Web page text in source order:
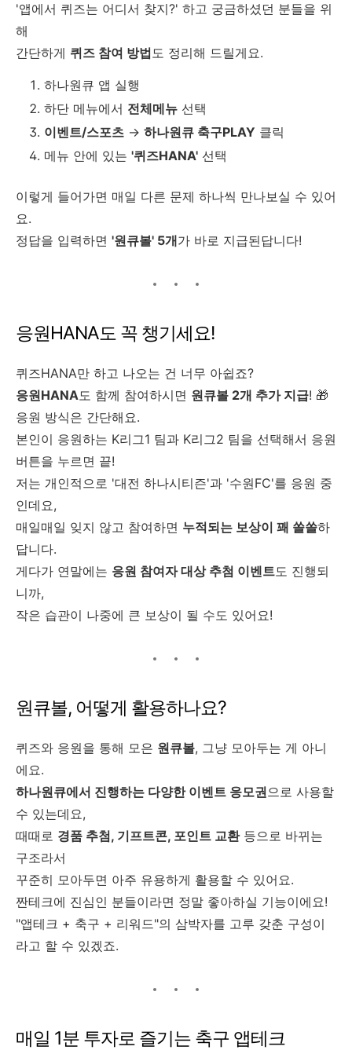
'앱에서 퀴즈는 어디서 찾지?' 하고 궁금하셨던 분들을 위
해
간단하게 퀴즈 참여 방법도 정리해 드릴게요.
하나원큐 앱 실행
하단 메뉴에서 전체메뉴 선택
이벤트/스포츠 → 하나원큐 축구PLAY 클릭
메뉴 안에 있는 '퀴즈HANA' 선택
이렇게 들어가면 매일 다른 문제 하나씩 만나보실 수 있어
요.
정답을 입력하면 '원큐볼' 5개가 바로 지급된답니다!
응원HANA도 꼭 챙기세요!
퀴즈HANA만 하고 나오는 건 너무 아쉽죠?
응원HANA도 함께 참여하시면 원큐볼 2개 추가 지급! 🎁
응원 방식은 간단해요.
본인이 응원하는 K리그1 팀과 K리그2 팀을 선택해서 응원
버튼을 누르면 끝!
저는 개인적으로 '대전 하나시티즌'과 '수원FC'를 응원 중
인데요,
매일매일 잊지 않고 참여하면 누적되는 보상이 꽤 쏠쏠하
답니다.
게다가 연말에는 응원 참여자 대상 추첨 이벤트도 진행되
니까,
작은 습관이 나중에 큰 보상이 될 수도 있어요!
원큐볼, 어떻게 활용하나요?
퀴즈와 응원을 통해 모은 원큐볼, 그냥 모아두는 게 아니
에요.
하나원큐에서 진행하는 다양한 이벤트 응모권으로 사용할
수 있는데요,
때때로 경품 추첨, 기프트콘, 포인트 교환등으로 바뀌는
구조라서
꾸준히 모아두면 아주 유용하게 활용할 수 있어요.
짠테크에 진심인 분들이라면 정말 좋아하실 기능이에요!
"앱테크 + 축구 + 리워드"의 삼박자를 고루 갖춘 구성이
라고 할 수 있겠죠.
매일 1분 투자로 즐기는 축구 앱테크